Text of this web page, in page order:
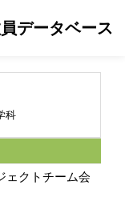
データベース
科
ェクトチーム会